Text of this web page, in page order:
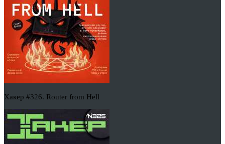
Хакер #326. Router from Hell